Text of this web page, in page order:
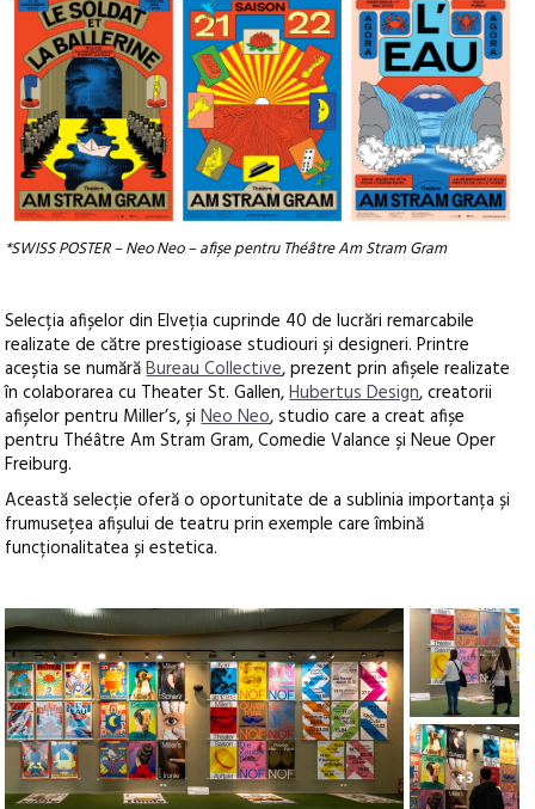
*SWISS POSTER – Neo Neo – afișe pentru Théâtre Am Stram Gram
Selecția afișelor din Elveția cuprinde 40 de lucrări remarcabile
realizate de către prestigioase studiouri și designeri. Printre
aceștia se numărăBureau Collective, prezent prin afișele realizate
în colaborarea cu Theater St. Gallen,Hubertus Design, creatorii
afișelor pentru Miller’s, șiNeo Neo, studio care a creat afișe
pentru Théâtre Am Stram Gram, Comedie Valance și Neue Oper
Freiburg.
Această selecție oferă o oportunitate de a sublinia importanța și
frumusețea afișului de teatru prin exemple care îmbină
funcționalitatea și estetica.
+3